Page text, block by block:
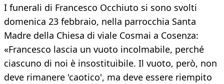
I funerali di Francesco Occhiuto si sono svolti
domenica 23 febbraio, nella parrocchia Santa
Madre della Chiesa di viale Cosmai a Cosenza:
«Francesco lascia un vuoto incolmabile, perché
ciascuno di noi è insostituibile. Il vuoto, però, non
deve rimanere 'caotico', ma deve essere riempito